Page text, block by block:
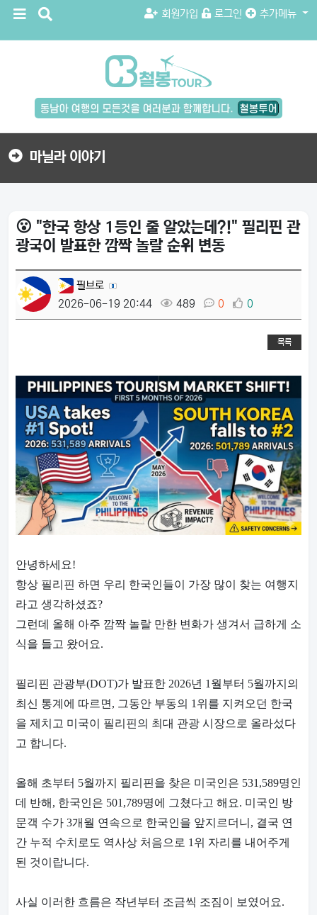
메
버
검
버
회원가입 로그인 추가메뉴
버
튼
마닐라 이야기
😮 "한국 항상 1등인 줄 알았는데?!" 필리핀 관
광국이 발표한 깜짝 놀랄 순위 변동
필브로
2026-06-19 20:44
489 0 0
목록
안녕하세요!
항상 필리핀 하면 우리 한국인들이 가장 많이 찾는 여행지
라고 생각하셨죠?
그런데 올해 아주 깜짝 놀랄 만한 변화가 생겨서 급하게 소
식을 들고 왔어요.
필리핀 관광부(DOT)가 발표한 2026년 1월부터 5월까지의
최신 통계에 따르면, 그동안 부동의 1위를 지켜오던 한국
을 제치고 미국이 필리핀의 최대 관광 시장으로 올라섰다
고 합니다.
올해 초부터 5월까지 필리핀을 찾은 미국인은 531,589명인
데 반해, 한국인은 501,789명에 그쳤다고 해요. 미국인 방
문객 수가 3개월 연속으로 한국인을 앞지르더니, 결국 연
간 누적 수치로도 역사상 처음으로 1위 자리를 내어주게
된 것이랍니다.
사실 이러한 흐름은 작년부터 조금씩 조짐이 보였어요.